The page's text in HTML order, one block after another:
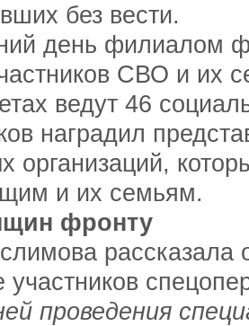
без вести.
день филиалом
СВО и их
ведут 46
наградил
организаций,
и их семьям.
фронту
рассказала
участников
проведения